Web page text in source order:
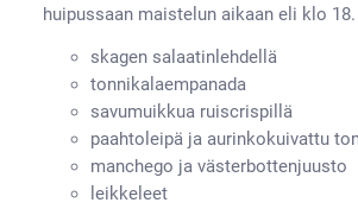
huipussaan maistelun aikaan eli klo 18.
skagen salaatinlehdellä
tonnikalaempanada
savumuikkua ruiscrispillä
paahtoleipä ja aurinkokuivattu
manchego ja västerbottenjuusto
leikkeleet